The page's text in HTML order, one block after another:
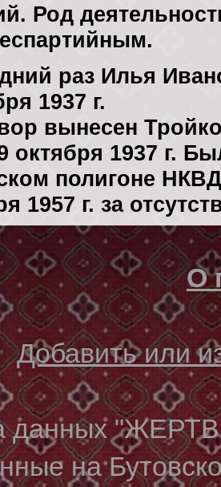
Род
раз Илья
1937 г.
вынесен
октября 1937 г.
полигоне
1957 г. за
О
Добавить или
данных
на